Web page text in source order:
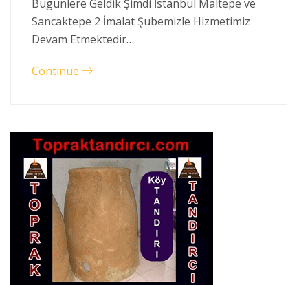
Bugünlere Geldik Şimdi İstanbul Maltepe ve
Sancaktepe 2 İmalat Şubemizle Hizmetimiz
Devam Etmektedir…
Continue